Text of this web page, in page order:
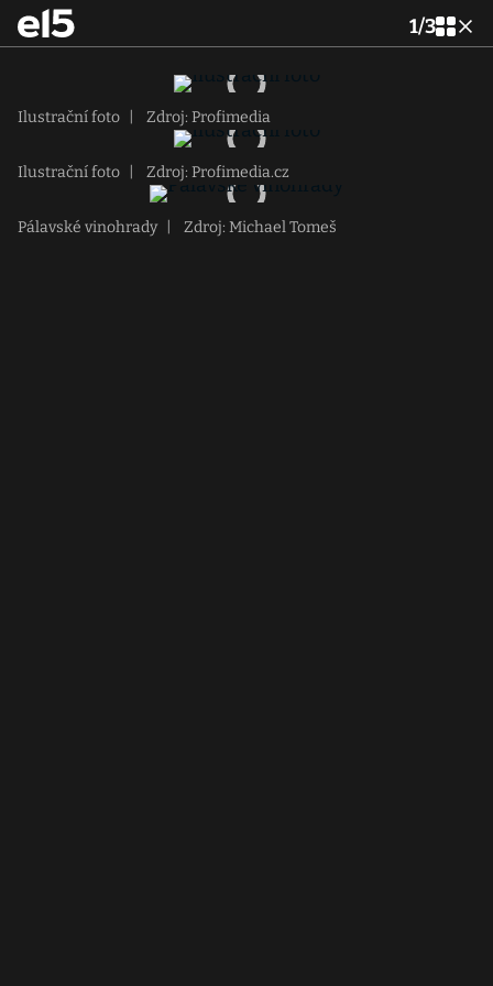
1/3
Ilustrační foto Zdroj: Profimedia
Ilustrační foto Zdroj: Profimedia.cz
Pálavské vinohrady Zdroj: Michael Tomeš